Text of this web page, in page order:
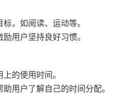
，如阅读、运动等。
用户坚持良好习惯。
的使用时间。
用户了解自己的时间分配。